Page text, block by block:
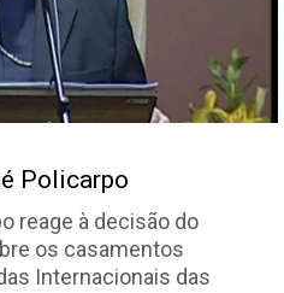
Policarpo
reage à decisão do
os casamentos
Internacionais das